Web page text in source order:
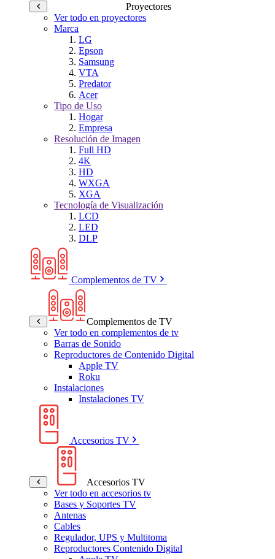
Proyectores
Ver todo en proyectores
Marca
LG
Epson
Samsung
VTA
Predator
Acer
Tipo de Uso
Hogar
Empresa
Resolución de Imagen
Full HD
4K
HD
WXGA
XGA
Tecnología de Visualización
LCD
LED
DLP
Complementos de TV
Complementos de TV
Ver todo en complementos de tv
Barras de Sonido
Reproductores de Contenido Digital
Apple TV
Roku
Instalaciones
Instalaciones TV
Accesorios TV
Accesorios TV
Ver todo en accesorios tv
Bases y Soportes TV
Antenas
Cables
Regulador, UPS y Multitoma
Reproductores Contenido Digital